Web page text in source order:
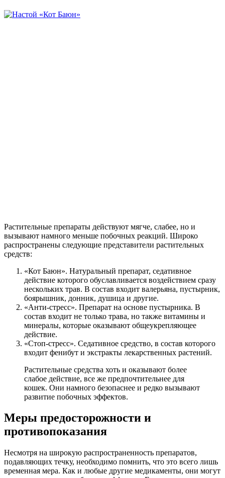
Растительные препараты действуют мягче, слабее, но и
вызывают намного меньше побочных реакций. Широко
распространены следующие представители растительных
средств:
«Кот Баюн». Натуральный препарат, седативное
действие которого обуславливается воздействием сразу
нескольких трав. В состав входит валерьяна, пустырник,
боярышник, донник, душица и другие.
«Анти-стресс». Препарат на основе пустырника. В
состав входит не только трава, но также витамины и
минералы, которые оказывают общеукрепляющее
действие.
«Стоп-стресс». Седативное средство, в состав которого
входит фенибут и экстракты лекарственных растений.
Растительные средства хоть и оказывают более
слабое действие, все же предпочтительнее для
кошек. Они намного безопаснее и редко вызывают
развитие побочных эффектов.
Меры предосторожности и
противопоказания
Несмотря на широкую распространенность препаратов,
подавляющих течку, необходимо помнить, что это всего лишь
временная мера. Как и любые другие медикаменты, они могут